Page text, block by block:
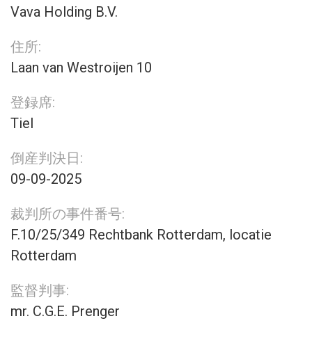
Vava Holding B.V.
住所:
Laan van Westroijen 10
登録席:
Tiel
倒産判決日:
09-09-2025
裁判所の事件番号:
F.10/25/349 Rechtbank Rotterdam, locatie
Rotterdam
監督判事:
mr. C.G.E. Prenger